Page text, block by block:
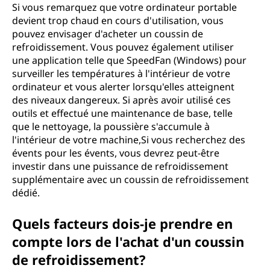
Si vous remarquez que votre ordinateur portable
devient trop chaud en cours d'utilisation, vous
pouvez envisager d'acheter un coussin de
refroidissement. Vous pouvez également utiliser
une application telle que SpeedFan (Windows) pour
surveiller les températures à l'intérieur de votre
ordinateur et vous alerter lorsqu'elles atteignent
des niveaux dangereux. Si après avoir utilisé ces
outils et effectué une maintenance de base, telle
que le nettoyage, la poussière s'accumule à
l'intérieur de votre machine,Si vous recherchez des
évents pour les évents, vous devrez peut-être
investir dans une puissance de refroidissement
supplémentaire avec un coussin de refroidissement
dédié.
Quels facteurs dois-je prendre en
compte lors de l'achat d'un coussin
de refroidissement?